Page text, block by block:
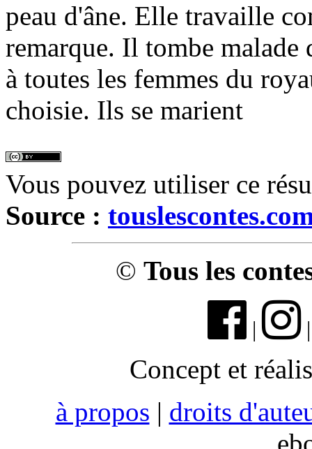
peau d'âne. Elle travaille
remarque. Il tombe malade
à toutes les femmes du
choisie. Ils se marient
Vous pouvez utiliser ce
Source :
© Tous les
|
Concept et
à propos | droits